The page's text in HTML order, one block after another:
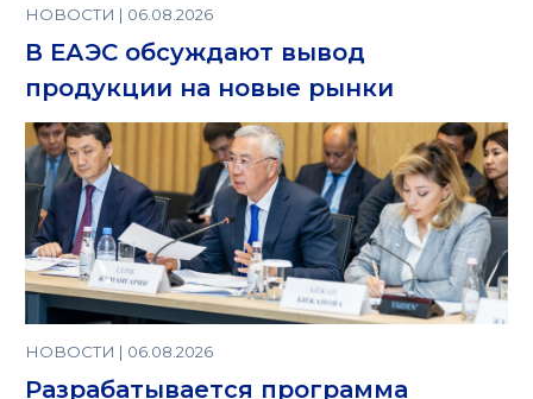
НОВОСТИ | 06.08.2026
В ЕАЭС обсуждают вывод
продукции на новые рынки
НОВОСТИ | 06.08.2026
Разрабатывается программа